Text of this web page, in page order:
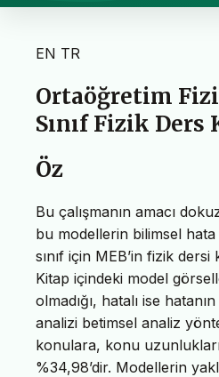
EN TR
Ortaöğretim
Sınıf Fizik
Öz
Bu çalışmanın amacı
bu modellerin bilimsel hata
sınıf için MEB’in fizik
Kitap içindeki model
olmadığı, hatalı ise
analizi betimsel analiz
konulara, konu
%34,98’dir. Modellerin